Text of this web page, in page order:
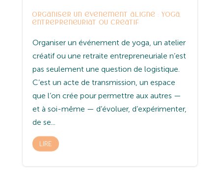
Organiser un événement aligné : yoga,
entrepreneuriat ou créatif
Organiser un événement de yoga, un atelier
créatif ou une retraite entrepreneuriale n’est
pas seulement une question de logistique.
C’est un acte de transmission, un espace
que l’on crée pour permettre aux autres —
et à soi-même — d’évoluer, d’expérimenter,
de se...
LIRE